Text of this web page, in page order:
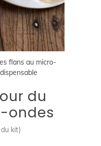
flans au micro-
du
ondes
kit)